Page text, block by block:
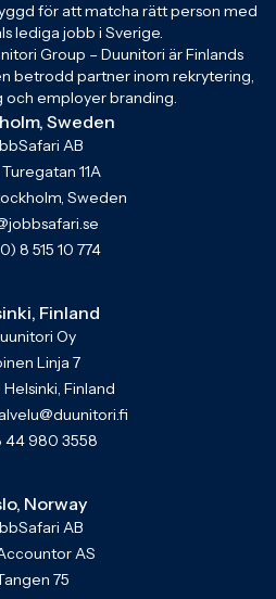
för att matcha rätt person med
lediga jobb i Sverige.
Group – Duunitori är Finlands
betrodd partner inom rekrytering,
employer branding.
Sweden
AB
11A
Sweden
8 515 10 774
Finland
Oy
Linja 7
Finland
44 980 3558
Norway
AB
AS
75